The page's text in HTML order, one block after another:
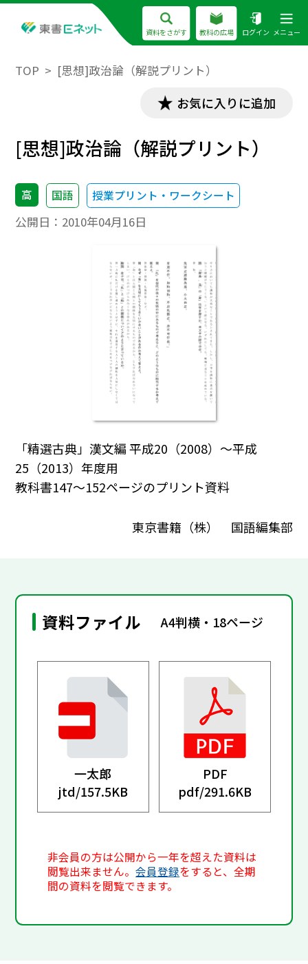
資料をさがす 教科の広場 ログイン メニュー
TOP [思想]政治論（解説プリント）
お気に入りに追加
[思想]政治論（解説プリント）
高 国語 授業プリント・ワークシート
公開日： 2010年04月16日
「精選古典」漢文編 平成20（2008）～平成
25（2013）年度用
教科書147～152ページのプリント資料
東京書籍（株） 国語編集部
資料ファイル A4判横・18ページ
一太郎
jtd/157.5KB
PDF
pdf/291.6KB
非会員の方は公開から一年を超えた資料は
閲覧出来ません。会員登録をすると、全期
間の資料を閲覧できます。